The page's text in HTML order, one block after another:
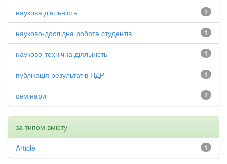
1
наукова діяльність
1
науково-дослідна робота студентів
1
науково-технічна діяльність
1
публікація результатів НДР
1
семінари
за типом вмісту
1
Article